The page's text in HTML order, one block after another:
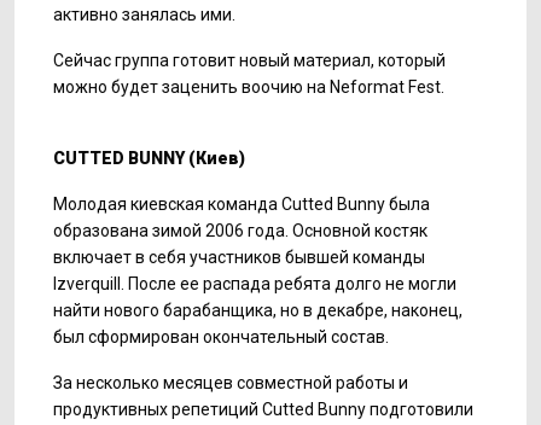
активно занялась ими.
Сейчас группа готовит новый материал, который
можно будет заценить воочию на Neformat Fest.
CUTTED BUNNY (Киев)
Молодая киевская команда Cutted Bunny была
образована зимой 2006 года. Основной костяк
включает в себя участников бывшей команды
Izverquill. После ее распада ребята долго не могли
найти нового барабанщика, но в декабре, наконец,
был сформирован окончательный состав.
За несколько месяцев совместной работы и
продуктивных репетиций Cutted Bunny подготовили